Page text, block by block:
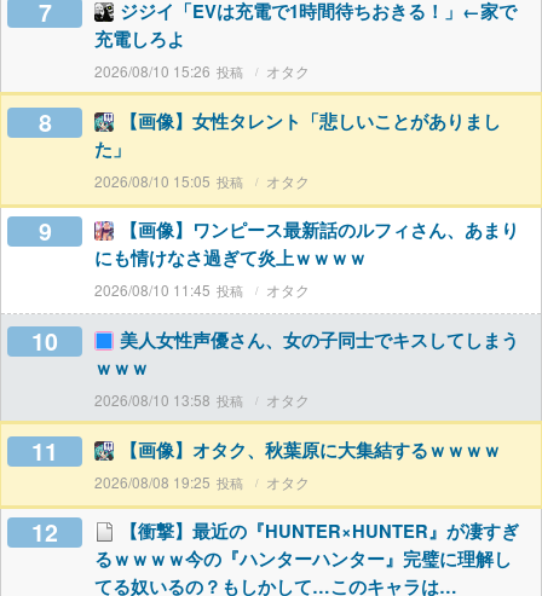
7
ジジイ「EVは充電で1時間待ちおきる！」←家で
充電しろよ
2026/08/10 15:26 オタク
8
【画像】女性タレント「悲しいことがありまし
た」
2026/08/10 15:05 オタク
9
【画像】ワンピース最新話のルフィさん、あまり
にも情けなさ過ぎて炎上ｗｗｗｗ
2026/08/10 11:45 オタク
10
美人女性声優さん、女の子同士でキスしてしまう
ｗｗｗ
2026/08/10 13:58 オタク
11 【画像】オタク、秋葉原に大集結するｗｗｗｗ
2026/08/08 19:25 オタク
12
【衝撃】最近の『HUNTER×HUNTER』が凄すぎ
るｗｗｗｗ今の『ハンターハンター』完璧に理解し
てる奴いるの？もしかして…このキャラは…